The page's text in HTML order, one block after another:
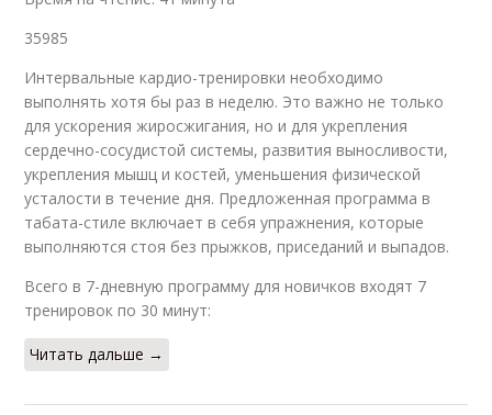
35985
Интервальные кардио-тренировки необходимо
выполнять хотя бы раз в неделю. Это важно не только
для ускорения жиросжигания, но и для укрепления
сердечно-сосудистой системы, развития выносливости,
укрепления мышц и костей, уменьшения физической
усталости в течение дня. Предложенная программа в
табата-стиле включает в себя упражнения, которые
выполняются стоя без прыжков, приседаний и выпадов.
Всего в 7-дневную программу для новичков входят 7
тренировок по 30 минут:
Читать дальше →